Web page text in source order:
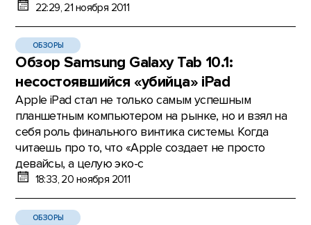
22:29, 21 ноября 2011
ОБЗОРЫ
Обзор Samsung Galaxy Tab 10.1:
несостоявшийся «убийца» iPad
Apple iPad стал не только самым успешным
планшетным компьютером на рынке, но и взял на
себя роль финального винтика системы. Когда
читаешь про то, что «Apple создает не просто
девайсы, а целую эко-с
18:33, 20 ноября 2011
ОБЗОРЫ